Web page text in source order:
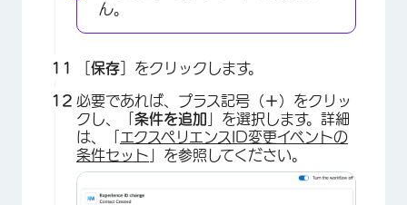
×
ん。
保存 ］をクリックします。
必要であれば、プラス記号（＋）をクリッ
クし、「 条件を追加
」を選択します。詳細
は、「
エクスペリエンスID変更イベントの
条件セット 」を参照してください。